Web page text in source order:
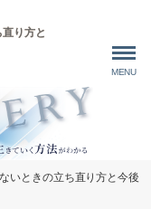
り方と
MENU
いときの立ち直り方と今後